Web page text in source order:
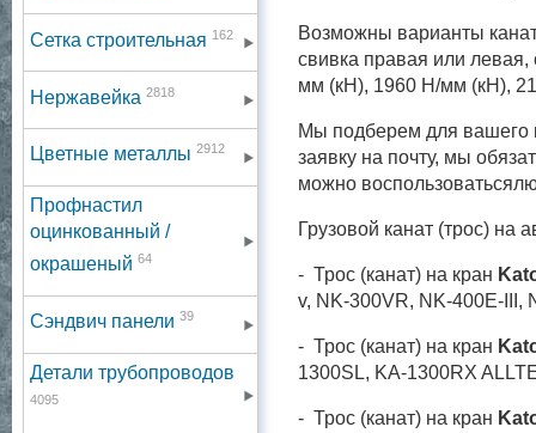
Сетка строительная 162
Нержавейка 2818
Цветные металлы 2912
Профнастил
оцинкованный /
окрашеный 64
Сэндвич панели 39
Детали трубопроводов
4095
Возможны варианты
свивка правая или левая,
мм (кН), 1960 Н/мм (кН),
Мы подберем для вашего
заявку на почту, мы
можно
Грузовой канат (трос) на
- Трос (канат) на кран
v, NK-300VR, NK-400E-III,
- Трос (канат) на кран
1300SL, KA-1300RX
- Трос (канат) на кран